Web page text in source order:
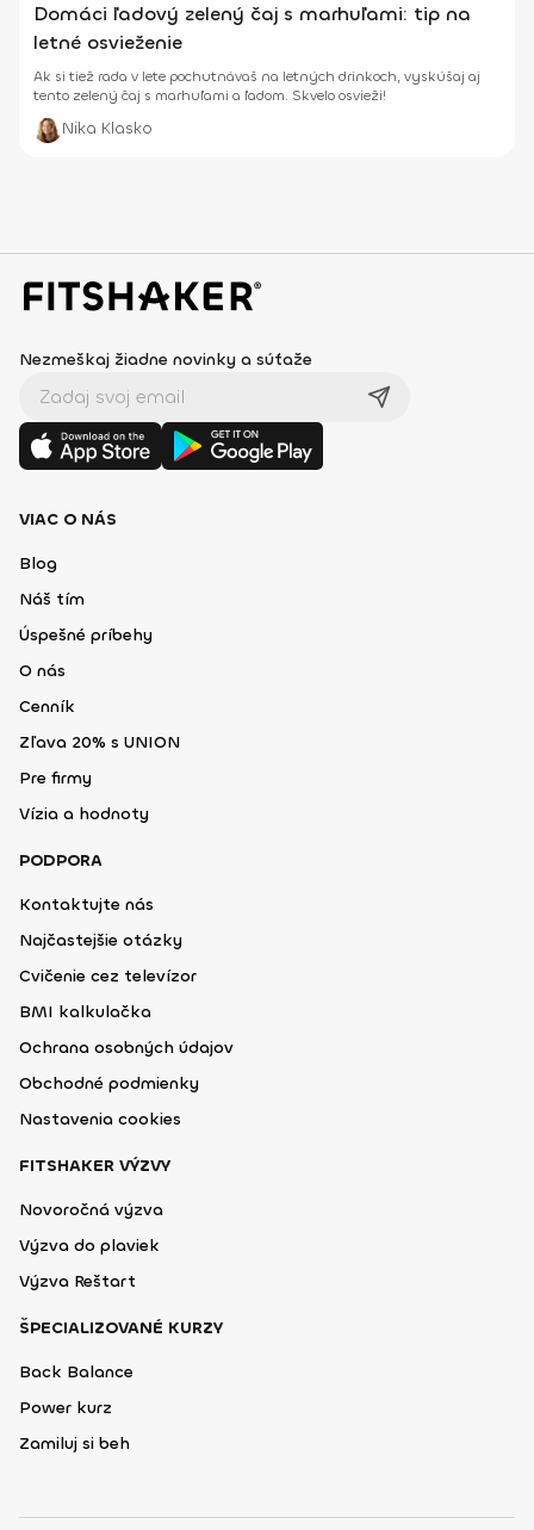
Domáci ľadový zelený čaj s marhuľami: tip na
letné osvieženie
Ak si tiež rada v lete pochutnávaš na letných drinkoch, vyskúšaj aj
tento zelený čaj s marhuľami a ľadom. Skvelo osvieži!
Nika Klasko
Nezmeškaj žiadne novinky a súťaže
VIAC O NÁS
Blog
Náš tím
Úspešné príbehy
O nás
Cenník
Zľava 20% s UNION
Pre firmy
Vízia a hodnoty
PODPORA
Kontaktujte nás
Najčastejšie otázky
Cvičenie cez televízor
BMI kalkulačka
Ochrana osobných údajov
Obchodné podmienky
Nastavenia cookies
FITSHAKER VÝZVY
Novoročná výzva
Výzva do plaviek
Výzva Reštart
ŠPECIALIZOVANÉ KURZY
Back Balance
Power kurz
Zamiluj si beh